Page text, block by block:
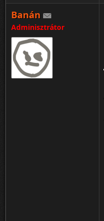
Banán
Adminisztrátor